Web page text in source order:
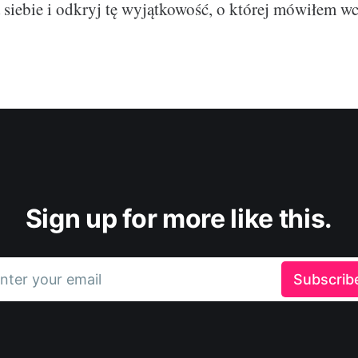
i odkryj tę wyjątkowość, o której mówiłem
Sign up for more like this.
your email